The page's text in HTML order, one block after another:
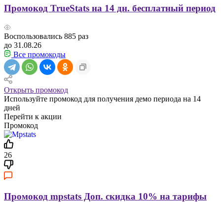
Промокод TrueStats на 14 дн. бесплатный период
Воспользовались 885 раз
до 31.08.26
Все промокоды
Открыть промокод
Используйте промокод для получения демо периода на 14
дней
Перейти к акции
Промокод
26
Промокод mpstats Доп. скидка 10% на тарифы